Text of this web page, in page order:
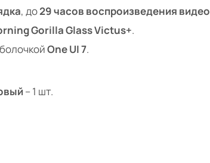
, до29 часов воспроизведения видео
Gorilla Glass Victus+.
One UI 7.
– 1 шт.